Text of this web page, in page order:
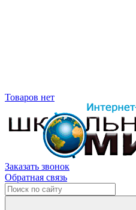
Товаров нет
Заказать звонок
Обратная связь